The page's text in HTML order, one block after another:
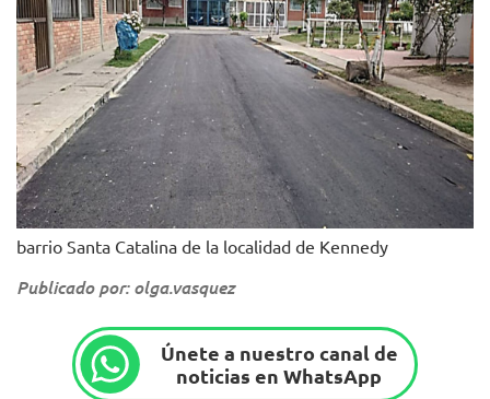
barrio Santa Catalina de la localidad de Kennedy
Publicado por: olga.vasquez
Únete a nuestro canal de
noticias en WhatsApp